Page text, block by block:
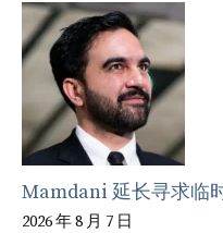
Mamdani 延长寻求临
2026 年 8 月 7 日